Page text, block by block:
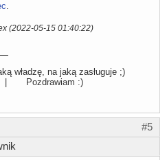
.
(2022-05-15 01:40:22)
władzę, na jaką zasługuje ;)
| Pozdrawiam :)
#5